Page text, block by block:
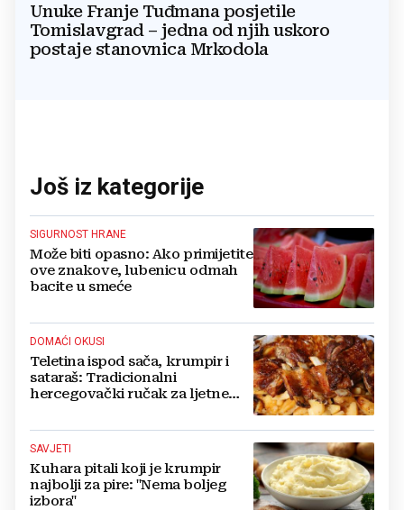
Unuke Franje Tuđmana posjetile
Tomislavgrad – jedna od njih uskoro
postaje stanovnica Mrkodola
Još iz kategorije
SIGURNOST HRANE
Može biti opasno: Ako primijetite
ove znakove, lubenicu odmah
bacite u smeće
DOMAĆI OKUSI
Teletina ispod sača, krumpir i
sataraš: Tradicionalni
hercegovački ručak za ljetne
SAVJETI
Kuhara pitali koji je krumpir
najbolji za pire: "Nema boljeg
izbora"